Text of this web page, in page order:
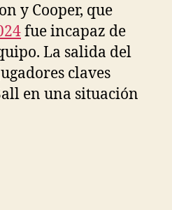
y Cooper, que
fue incapaz de
La salida del
claves
en una situación